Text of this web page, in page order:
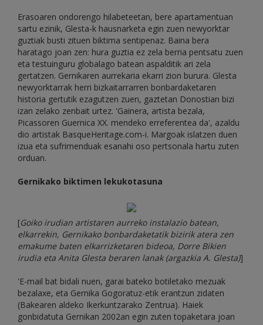
Erasoaren ondorengo hilabeteetan, bere apartamentuan
sartu ezinik, Glesta-k hausnarketa egin zuen newyorktar
guztiak busti zituen biktima sentipenaz. Baina bera
haratago joan zen: hura guztia ez zela berria pentsatu zuen
eta testuinguru globalago batean aspalditik ari zela
gertatzen. Gernikaren aurrekaria ekarri zion burura. Glesta
newyorktarrak herri bizkaitarrarren bonbardaketaren
historia gertutik ezagutzen zuen, gaztetan Donostian bizi
izan zelako zenbait urtez. 'Gainera, artista bezala,
Picassoren Guernica XX. mendeko erreferentea da', azaldu
dio artistak BasqueHeritage.com-i. Margoak islatzen duen
izua eta sufrimenduak esanahi oso pertsonala hartu zuten
orduan.
Gernikako biktimen lekukotasuna
[Goiko irudian artistaren aurreko instalazio batean,
elkarrekin, Gernikako bonbardaketatik bizirik atera zen
emakume baten elkarrizketaren bideoa, Dorre Bikien
irudia eta Anita Glesta beraren lanak (argazkia A. Glesta)]
'E-mail bat bidali nuen, garai bateko botiletako mezuak
bezalaxe, eta Gernika Gogoratuz-etik erantzun zidaten
(Bakearen aldeko Ikerkuntzarako Zentrua). Haiek
gonbidatuta Gernikan 2002an egin zuten topaketara joan